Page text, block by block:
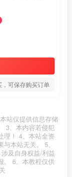
可保存购买订单
站仅提供信息存储
3、本内容若侵犯
理！ 4、本站全资
本站无关。 5、
及自身权益/利益
。 6、本教程仅供